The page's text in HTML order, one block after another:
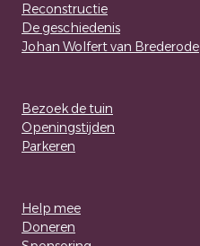
Reconstructie
De geschiedenis
Johan Wolfert van Brederode
Bezoek de tuin
Openingstijden
Parkeren
Help mee
Doneren